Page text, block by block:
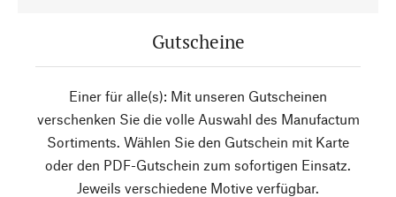
Gutscheine
Einer für alle(s): Mit unseren Gutscheinen
verschenken Sie die volle Auswahl des Manufactum
Sortiments. Wählen Sie den Gutschein mit Karte
oder den PDF-Gutschein zum sofortigen Einsatz.
Jeweils verschiedene Motive verfügbar.